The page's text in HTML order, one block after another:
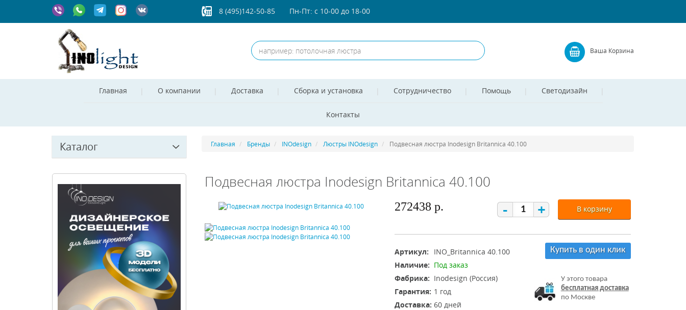
8 (495)142-50-85 Пн-Пт: с 10-00 до 18-00
Ваша Корзина
Главная О компании Доставка Сборка и установка Сотрудничество Помощь Светодизайн
Контакты
Каталог Главная Бренды INOdesign Люстры INOdesign Подвесная люстра Inodesign Britannica 40.100
Подвесная люстра Inodesign Britannica 40.100
272438 р. - + В корзину
Артикул:
INO_Britannica 40.100
Наличие: Под заказ
Фабрика: Inodesign (Россия)
Гарантия: 1 год
Доставка: 60 дней
Купить в один клик
У этого товара
бесплатная доставка
по Москве